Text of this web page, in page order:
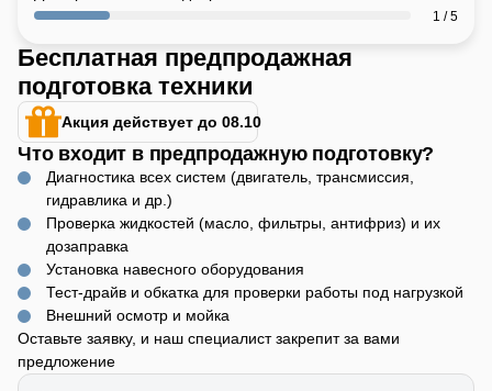
1 / 5
Бесплатная предпродажная
подготовка техники
Акция действует до 08.10
Что входит в предпродажную подготовку?
Диагностика всех систем (двигатель, трансмиссия,
гидравлика и др.)
Проверка жидкостей (масло, фильтры, антифриз) и их
дозаправка
Установка навесного оборудования
Тест-драйв и обкатка для проверки работы под нагрузкой
Внешний осмотр и мойка
Оставьте заявку, и наш специалист закрепит за вами
предложение